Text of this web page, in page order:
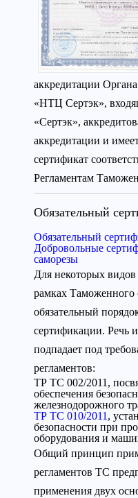
аккредитации
«НТЦ Сертэк»,
«Сертэк»,
аккредитации и
сертификат
Регламентам
Обязательный
Обязательный
Добровольные
саморезы
Для некоторых
рамках Таможенного
обязательный
сертификации. Речь
подпадает под
регламентов:
ТР ТС 002/2011,
обеспечения
железнодорожного
ТР ТС 010/2011 ,
безопасности при
оборудования и
Общий принцип
регламентов ТС
применения двух